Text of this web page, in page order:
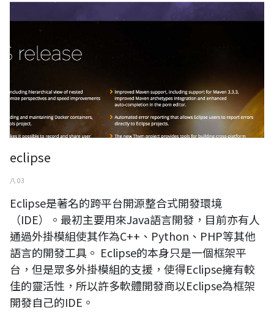
eclipse
八 03
Eclipse是著名的跨平台開源整合式開發環境
（IDE）。最初主要用來Java語言開發，目前亦有人
通過外掛模組使其作為C++、Python、PHP等其他
語言的開發工具。 Eclipse的本身只是一個框架平
台，但是眾多外掛模組的支援，使得Eclipse擁有較
佳的靈活性，所以許多軟體開發商以Eclipse為框架
開發自己的IDE。